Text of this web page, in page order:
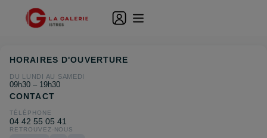
HORAIRES D'OUVERTURE
DU LUNDI AU SAMEDI
09h30 – 19h30
CONTACT
TÉLÉPHONE
04 42 55 05 41
RETROUVEZ-NOUS